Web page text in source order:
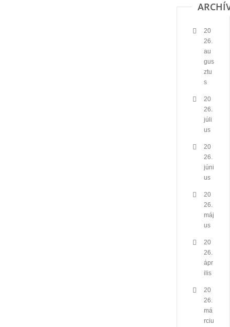
20
26.
au
gus
ztu
s
20
26.
júli
us
20
26.
júni
us
20
26.
máj
us
20
26.
ápr
ilis
20
26.
má
rciu